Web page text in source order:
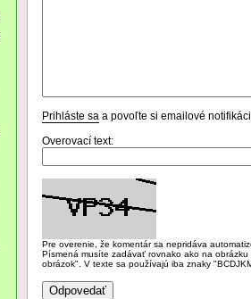
Prihláste sa a povoľte si emailové
Overovací text:
Pre overenie, že komentár sa nepridáva
Písmená musíte zadávať rovnako ako na
obrázok". V texte sa používajú iba znaky